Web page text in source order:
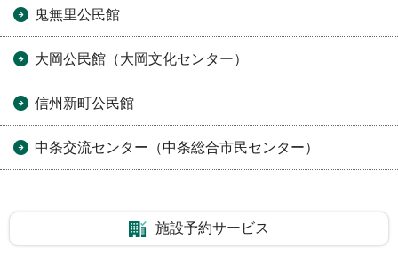
鬼無里公民館
大岡公民館（大岡文化センター）
信州新町公民館
中条交流センター（中条総合市民センター）
施設予約サービス